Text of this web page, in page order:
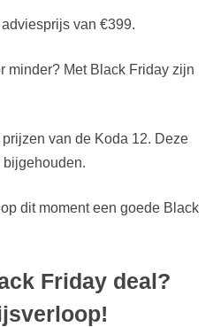
van €399.
minder? Met Black Friday zijn
van de Koda 12. Deze
dit moment een goede Black
Friday deal?